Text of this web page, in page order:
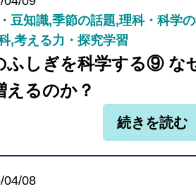
豆知識,季節の話題,理科・科学の
,考える力・探究学習
ふしぎを科学する⑨ な
えるのか？
続きを読む
04/08